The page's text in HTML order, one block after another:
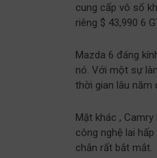
cung cấp vô số
riêng $ 43,990 6
Mazda 6 đáng
nó. Với một sự
thời gian lâu năm
Mặt khác ,
công nghệ lai
chắn rất bắt mắt.